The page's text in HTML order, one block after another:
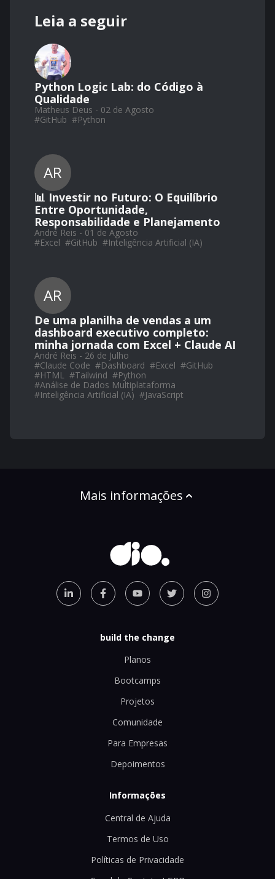
Leia a seguir
Python Logic Lab: do Código à
Qualidade
Matheus Deus - 02 de Agosto
#GitHub #Python
AR
📊 Investir no Futuro: O Equilíbrio
Entre Oportunidade,
Responsabilidade e Planejamento
André Reis - 01 de Agosto
#Excel #GitHub #Inteligência Artificial (IA)
AR
De uma planilha de vendas a um
dashboard executivo completo:
minha jornada com Excel + Claude AI
André Reis - 26 de Julho
#Claude Code #Dashboard #Excel #GitHub
#HTML #Tailwind #Python
#Análise de Dados Multiplataforma
#Inteligência Artificial (IA) #JavaScript
Mais informações
build the change
Planos
Bootcamps
Projetos
Comunidade
Para Empresas
Depoimentos
Informações
Central de Ajuda
Termos de Uso
Políticas de Privacidade